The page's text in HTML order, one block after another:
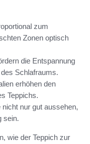
zum
Zonen optisch
die Entspannung
Schlafraums.
erhöhen den
Teppichs.
nur gut aussehen,
sein.
wie der Teppich zur